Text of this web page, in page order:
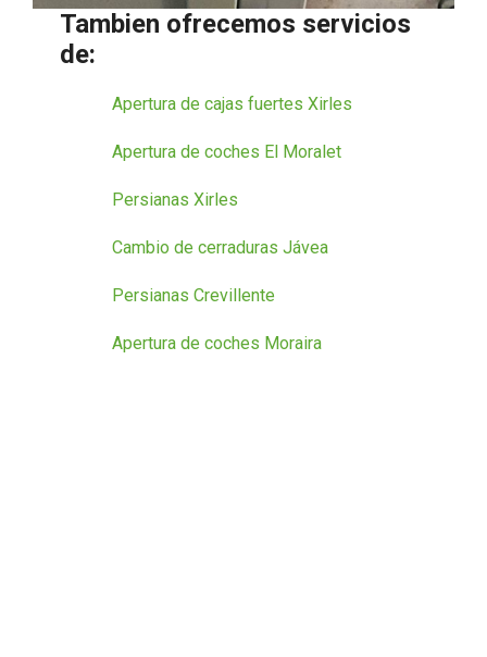
Tambien ofrecemos servicios
de:
Apertura de cajas fuertes Xirles
Apertura de coches El Moralet
Persianas Xirles
Cambio de cerraduras Jávea
Persianas Crevillente
Apertura de coches Moraira